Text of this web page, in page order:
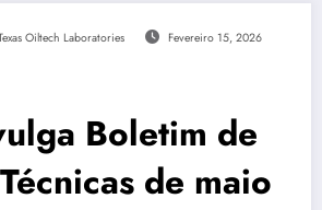
Oiltech Laboratories Fevereiro 15, 2026
Boletim de
de maio